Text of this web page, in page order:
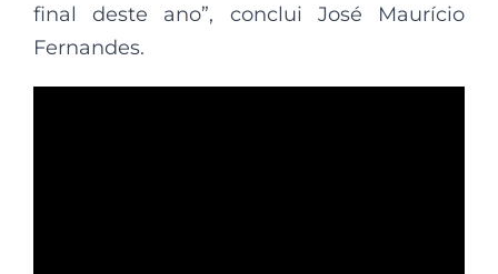
final deste ano”, conclui José Maurício
Fernandes.